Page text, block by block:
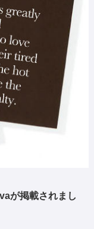
が掲載されまし